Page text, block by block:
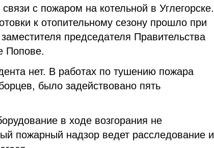
с пожаром на котельной в Углегорске.
к отопительному сезону прошло при
председателя Правительства
Попове.
нет. В работах по тушению пожара
было задействовано пять
в ходе возгорания не
пожарный надзор ведет расследование и